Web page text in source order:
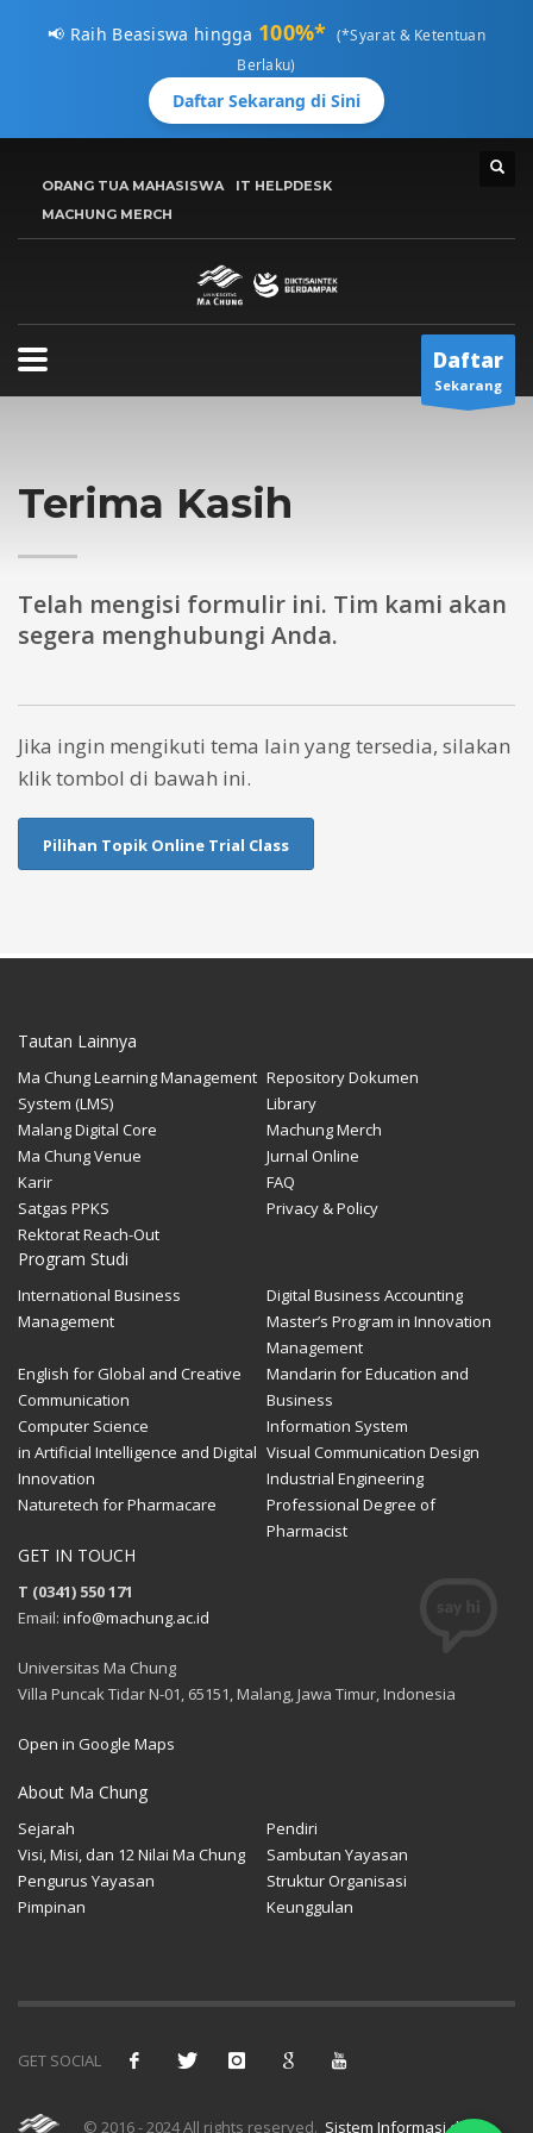
📢 Raih Beasiswa hingga 100%* (*Syarat & Ketentuan
Berlaku)
Daftar Sekarang di Sini
Kunjungipmb.machung.ac.id.
Email Konfirmasi
Hubungi Kami Di 0811 3610 414, atau kirimkan email ke:
ORANG TUA MAHASISWA
IT HELPDESK
MACHUNG MERCH
Daftar
Sekarang
Terima Kasih
Telah mengisi formulir ini. Tim kami akan
segera menghubungi Anda.
Jika ingin mengikuti tema lain yang tersedia, silakan
klik tombol di bawah ini.
Pilihan Topik Online Trial Class
Tautan Lainnya
Ma Chung Learning Management
System (LMS)
Repository Dokumen
Library
Malang Digital Core
Machung Merch
Ma Chung Venue
Jurnal Online
Karir
FAQ
Satgas PPKS
Privacy & Policy
Rektorat Reach-Out
Program Studi
International Business
Management
Digital Business Accounting
Master’s Program in Innovation
Management
English for Global and Creative
Communication
Mandarin for Education and
Business
Computer Science
in Artificial Intelligence and Digital
Innovation
Information System
Visual Communication Design
Industrial Engineering
Naturetech for Pharmacare
Professional Degree of
Pharmacist
GET IN TOUCH
T (0341) 550 171
Email: info@machung.ac.id
Universitas Ma Chung
Villa Puncak Tidar N-01, 65151, Malang, Jawa Timur, Indonesia
Open in Google Maps
About Ma Chung
Sejarah
Pendiri
Visi, Misi, dan 12 Nilai Ma Chung
Sambutan Yayasan
Pengurus Yayasan
Struktur Organisasi
Pimpinan
Keunggulan
GET SOCIAL
© 2016 - 2024 All rights reserved. Sistem Informasi dan